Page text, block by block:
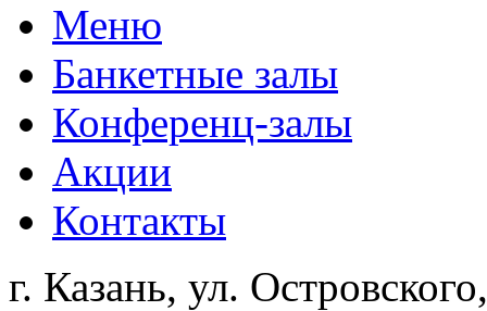
Меню
Банкетные залы
Конференц-залы
Акции
Контакты
г. Казань, ул.